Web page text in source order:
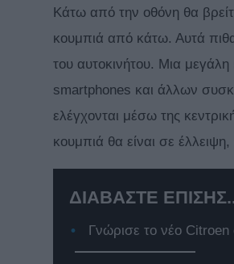
Κάτω από την οθόνη θα
κουμπιά από κάτω. Αυτά
του αυτοκινήτου. Μια
smartphones και άλλων
ελέγχονται μέσω της
κουμπιά θα είναι σε
ΔΙΑΒΑΣΤΕ
Γνώρισε το νέο Citroen